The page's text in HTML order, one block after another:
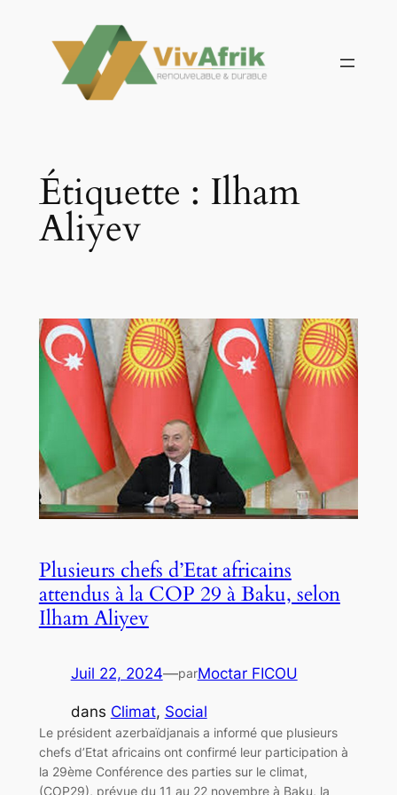
contenu
Étiquette : Ilham
Aliyev
Plusieurs chefs d’Etat africains
attendus à la COP 29 à Baku, selon
Ilham Aliyev
Juil 22, 2024—parMoctar FICOU
dans Climat, Social
Le président azerbaïdjanais a informé que plusieurs
chefs d’Etat africains ont confirmé leur participation à
la 29ème Conférence des parties sur le climat,
(COP29), prévue du 11 au 22 novembre à Baku, la